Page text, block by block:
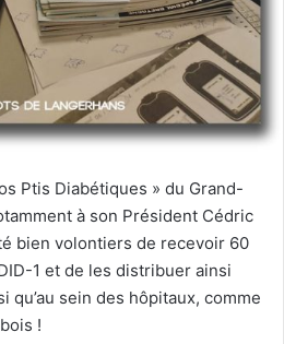
Ptis Diabétiques » du Grand-
à son Président Cédric
bien volontiers de recevoir 60
1 et de les distribuer ainsi
qu’au sein des hôpitaux, comme
!